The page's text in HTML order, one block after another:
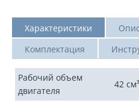
Характеристики
Комплектация
Рабочий объем
двигателя
42 см³